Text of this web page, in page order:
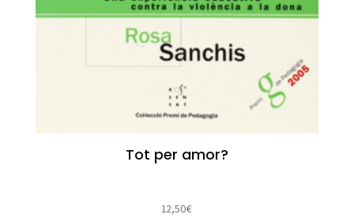
Tot per amor?
12,50€